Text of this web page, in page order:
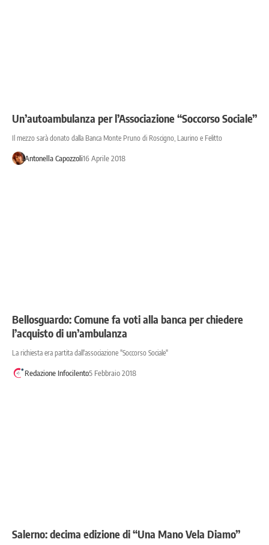
Un’autoambulanza per l’Associazione “Soccorso Sociale”
Il mezzo sarà donato dalla Banca Monte Pruno di Roscigno, Laurino e Felitto
Antonella Capozzoli16 Aprile 2018
Bellosguardo: Comune fa voti alla banca per chiedere
l’acquisto di un’ambulanza
La richiesta era partita dall'associazione "Soccorso Sociale"
Redazione Infocilento5 Febbraio 2018
Salerno: decima edizione di “Una Mano Vela Diamo”